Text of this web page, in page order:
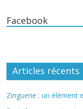
Facebook
Articles récents
Zinguerie : un élément